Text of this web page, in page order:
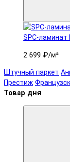
SPC-ламинат
2 699 ₽/м²
Штучный паркет
Престиж
Товар дня